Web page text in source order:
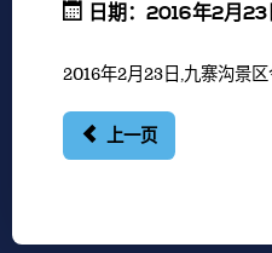
日期：2016年2月23
2016年2月23日,九寨沟景
上一页